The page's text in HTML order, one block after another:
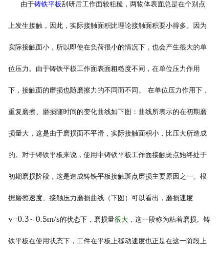
由于铸铁平板刮研后工作面较粗糙，两物体表面总是在个别点
上发生接触，因此，实际接触面积比理论接触面积要小得多。因为
实际接触面小，所以即使在负荷很小的情况下，也会产生很大的单
位压力。由于铸铁平板工作面表面粗糙度不同，在单位压力作用
下，接触面的磨损也随磨擦力的不同而不同。 在单位压力作用下，
重复磨擦、磨损随时间的变化曲线如下图：曲线所表示的在初期磨
损量大，这是由于磨损面不平滑，实际接触面积小，比压大所造成
的。对于铸铁平板来说，使用中铸铁平板工作面接触斑点始终处于
初期磨损阶段，这是造成铸铁平板接触斑点磨损主要原因之一。根
据磨擦速度、接触压力磨损曲线（下图）可以看出，磨损速度
v=0.3～ 0.5m/s的状态下，磨损量很大，这一段称为粘着磨损。铸
铁平板在使用状态下，工件在平板上移动速度也正是在这一阶段上